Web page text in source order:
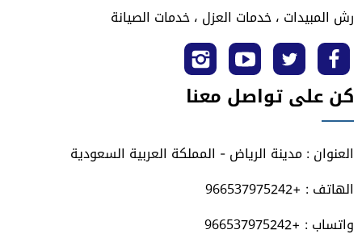
رش المبيدات ، خدمات العزل ، خدمات الصيانة
تابعنا
على
فيسبوك
تابعنا
على
تويتر
تابعنا
على
يوتيوب
تابعنا
على
انستجرام
كن على تواصل معنا
العنوان : مدينة الرياض - المملكة العربية السعودية
الهاتف : +966537975242
واتساب : +966537975242